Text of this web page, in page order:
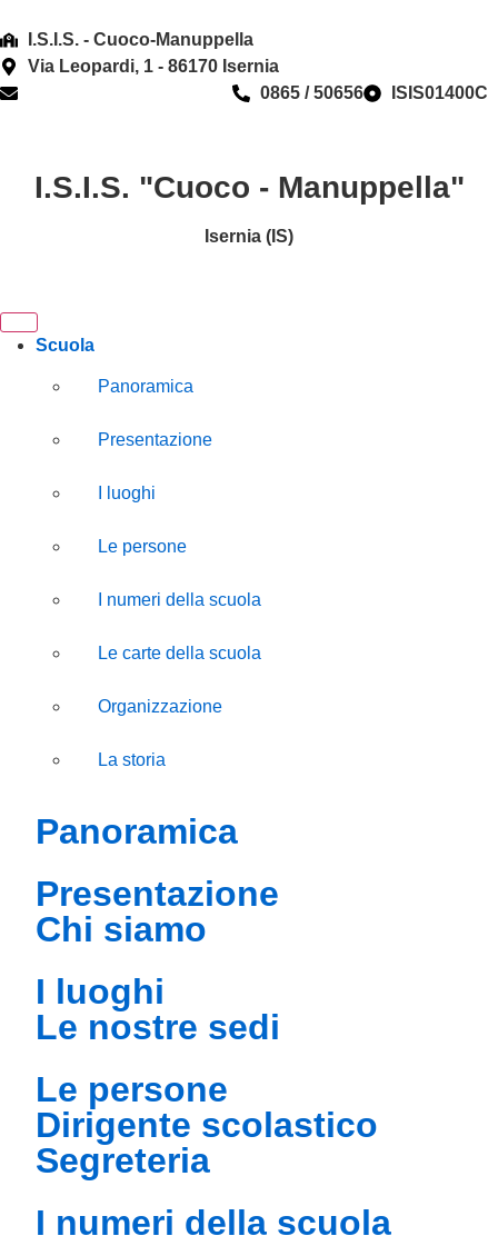
I.S.I.S. - Cuoco-Manuppella
Via Leopardi, 1 - 86170 Isernia
0865 / 50656 ISIS01400C
I.S.I.S. "Cuoco - Manuppella"
Isernia (IS)
Scuola
Panoramica
Presentazione
I luoghi
Le persone
I numeri della scuola
Le carte della scuola
Organizzazione
La storia
panoramica
presentazione
chi siamo
i luoghi
le nostre sedi
le persone
dirigente scolastico
segreteria
i numeri della scuola